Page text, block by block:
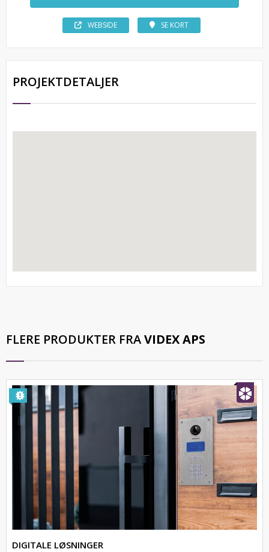
WEBSIDE SE KORT
PROJEKTDETALJER
FLERE PRODUKTER FRAVIDEX APS
DIGITALE LØSNINGER